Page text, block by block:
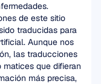
de este sitio
traducidas para
Aunque nos
las traducciones
que difieran
más precisa,